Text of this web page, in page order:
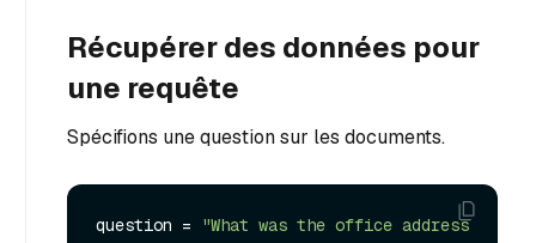
Récupérer des données pour
une requête
Spécifions une question sur les documents.
question =
"What was the office address